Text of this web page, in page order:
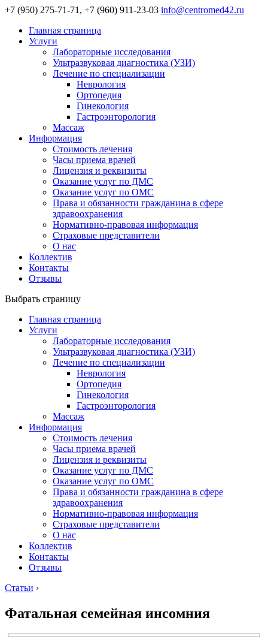
+7 (950) 275-71-71, +7 (960) 911-23-03 info@centromed42.ru
Главная страница
Услуги
Лабораторные исследования
Ультразвуковая диагностика (УЗИ)
Лечение по специализации
Неврология
Ортопедия
Гинекология
Гастроэнторология
Массаж
Информация
Стоимость лечения
Часы приема врачей
Лицензия и реквизиты
Оказание услуг по ДМС
Оказание услуг по ОМС
Права и обязанности гражданина в сфере
здравоохранения
Нормативно-правовая информация
Страховые представители
О нас
Коллектив
Контакты
Отзывы
Выбрать страницу
Главная страница
Услуги
Лабораторные исследования
Ультразвуковая диагностика (УЗИ)
Лечение по специализации
Неврология
Ортопедия
Гинекология
Гастроэнторология
Массаж
Информация
Стоимость лечения
Часы приема врачей
Лицензия и реквизиты
Оказание услуг по ДМС
Оказание услуг по ОМС
Права и обязанности гражданина в сфере
здравоохранения
Нормативно-правовая информация
Страховые представители
О нас
Коллектив
Контакты
Отзывы
Статьи ›
Фатальная семейная инсомния